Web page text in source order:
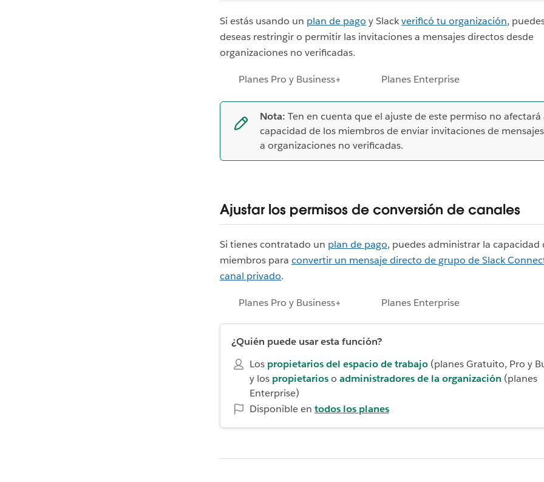
Si estás usando un plan de pago y Slackverificó tu organización,
deseas restringir o permitir las invitaciones a mensajes directos desde
organizaciones no verificadas.
Planes Pro y Business+ Planes Enterprise
Nota: Ten en cuenta que el ajuste de este permiso no afectará
capacidad de los miembros de enviar invitaciones de
a organizaciones no verificadas.
Ajustar los permisos de conversión de canales
Si tienes contratado un plan de pago, puedes administrar la capacidad
miembros para convertir un mensaje directo de grupo de Slack
canal privado.
Planes Pro y Business+ Planes Enterprise
¿Quién puede usar esta función?
Los propietarios del espacio de trabajo (planes Gratuito, Pro y
y los propietarioso administradores de la organización (planes
Enterprise)
Disponible en todos los planes